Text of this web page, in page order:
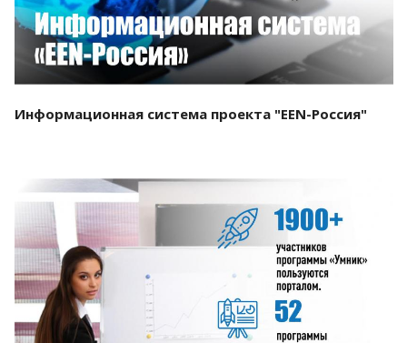
Информационная система проекта "EEN-Россия"
Смотреть проект